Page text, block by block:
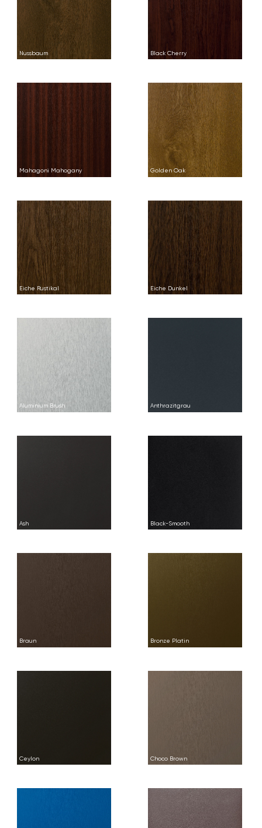
Nussbaum Black Cherry
Mahagoni Mahogany Golden Oak
Eiche Rustikal Eiche Dunkel
Aluminium Brush Anthrazitgrau
Ash Black-Smooth
Braun Bronze Platin
Ceylon Choco Brown